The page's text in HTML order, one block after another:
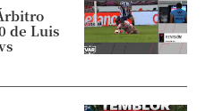
de Luis